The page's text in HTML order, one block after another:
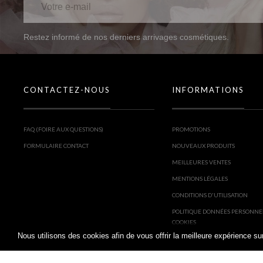
Nous utilisons des cookies afin de vous offrir la meilleure expérience
Restez informé de nos derniers arrivages cosmétiques.
CONTACTEZ-NOUS
FAQ (FOIRE AUX QUESTIONS)
FORMULAIRE CONTACT
INFORMATIONS
PROMOTIONS
NOUVEAUX PRODUITS
MEILLEURES VENTES
MENTIONS LÉGALES
CONDITIONS D'UTILISATION
POLITIQUE DONNÉES
COOKIES
PARTENAIRES : COOKIES,